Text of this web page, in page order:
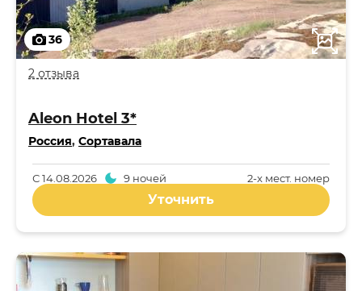
36
2 отзыва
Aleon Hotel 3*
Россия, Сортавала
2-x мест. номер
С14.08.2026 9 ночей
Уточнить